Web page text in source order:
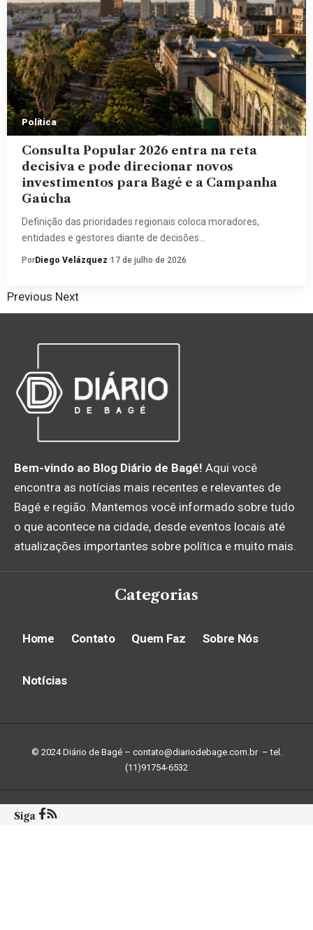
Política
Consulta Popular 2026 entra na reta
decisiva e pode direcionar novos
investimentos para Bagé e a Campanha
Gaúcha
Definição das prioridades regionais coloca moradores,
entidades e gestores diante de decisões…
PorDiego Velázquez 17 de julho de 2026
Previous Next
Bem-vindo ao Blog Diário de Bagé! Aqui você
encontra as notícias mais recentes e relevantes de
Bagé e região. Mantemos você informado sobre tudo
o que acontece na cidade, desde eventos locais até
atualizações importantes sobre política e muito mais.
Categorias
Home Contato Quem Faz Sobre Nós
Notícias
© 2024 Diário de Bagé – contato@diariodebage.com.br– tel.
(11)91754-6532
Siga